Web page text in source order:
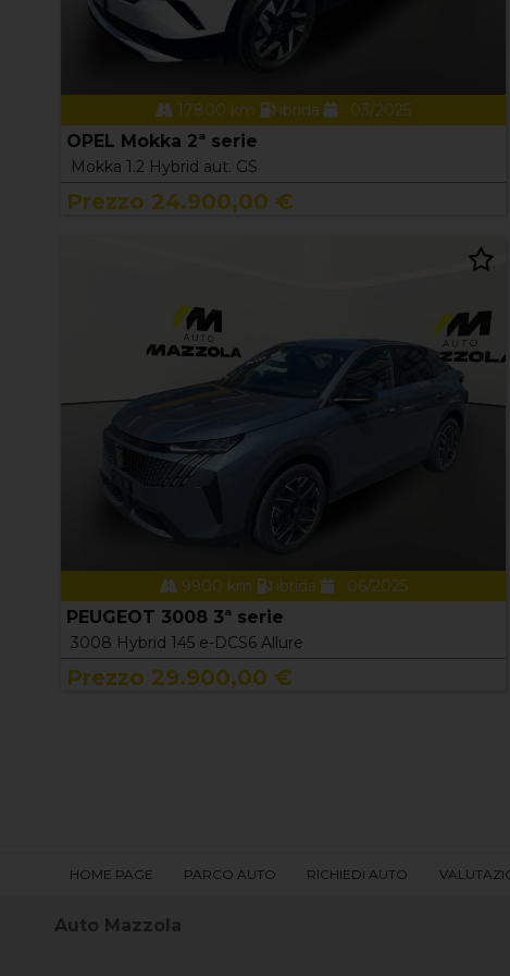
17800 km ibrida 03/2025
OPEL Mokka 2ª serie
Mokka 1.2 Hybrid aut. GS
Prezzo 24.900,00 €
9900 km ibrida 06/2025
PEUGEOT 3008 3ª serie
3008 Hybrid 145 e-DCS6 Allure
Prezzo 29.900,00 €
HOME PAGE PARCO AUTO RICHIEDI AUTO
Auto Mazzola